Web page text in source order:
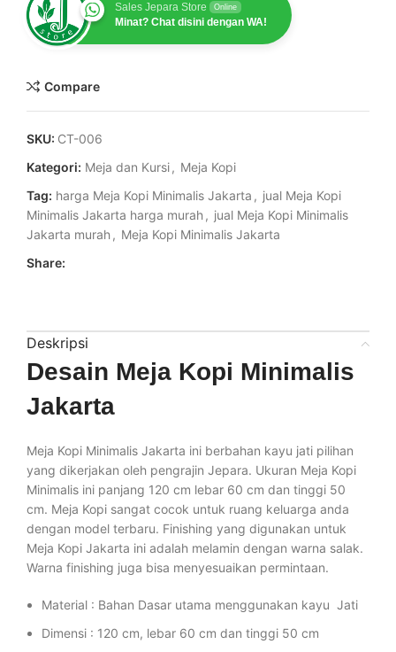
Sales Jepara Store Online
Minat? Chat disini dengan WA!
Compare
SKU: CT-006
Kategori: Meja dan Kursi, Meja Kopi
Tag: harga Meja Kopi Minimalis Jakarta , jual Meja Kopi
Minimalis Jakarta harga murah, jual Meja Kopi Minimalis
Jakarta murah, Meja Kopi Minimalis Jakarta
Share:
Deskripsi
Desain Meja Kopi Minimalis
Jakarta
Meja Kopi Minimalis Jakarta ini berbahan kayu jati pilihan
yang dikerjakan oleh pengrajin Jepara. Ukuran Meja Kopi
Minimalis ini panjang 120 cm lebar 60 cm dan tinggi 50
cm. Meja Kopi sangat cocok untuk ruang keluarga anda
dengan model terbaru. Finishing yang digunakan untuk
Meja Kopi Jakarta ini adalah melamin dengan warna salak.
Warna finishing juga bisa menyesuaikan permintaan.
Material : Bahan Dasar utama menggunakan kayu Jati
Dimensi : 120 cm, lebar 60 cm dan tinggi 50 cm